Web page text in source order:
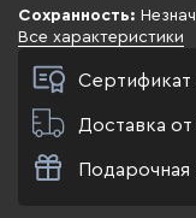
Сохранность:
Все характеристики
Сертификат
Доставка от
Подарочная